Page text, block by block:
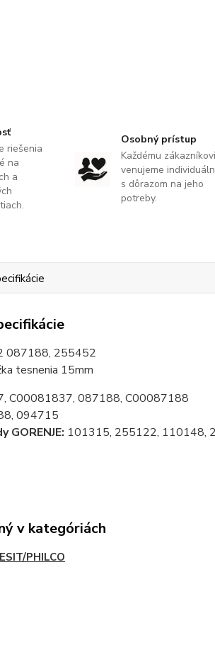
riešenia
na
a
Osobný prístup
Každému
venujeme
s dôrazom na jeho
potreby.
087188, 255452
tesnenia 15mm
C00081837, 087188, C00087188
094715
GORENJE: 101315, 255122, 110148,
v kategóriách
PHILCO